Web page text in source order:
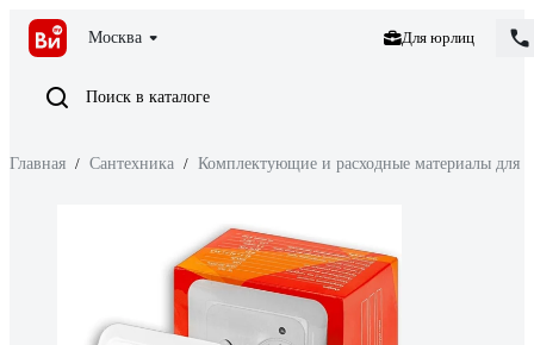
Москва Для юрлиц
Поиск в каталоге
Главная / Сантехника / Комплектующие и расходные материалы для